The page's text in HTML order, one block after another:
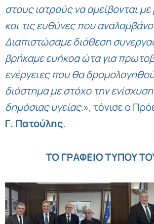
στους ιατρούς να αμείβονται
και τις ευθύνες που
Διαπιστώσαμε διάθεση
βρήκαμε ευήκοα ώτα για
ενέργειες που θα
διάστημα με στόχο την
δημόσιας υγείας.», τόνισε ο
Γ. Πατούλης.
ΤΟ ΓΡΑΦΕΙΟ ΤΥΠΟΥ